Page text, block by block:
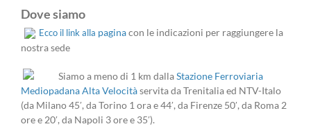
Dove siamo
Ecco il link alla paginacon le indicazioni per raggiungere la
nostra sede
Siamo a meno di 1 km dallaStazione Ferroviaria
Mediopadana Alta Velocitàservita da Trenitalia ed NTV-Italo
(da Milano 45′, da Torino 1 ora e 44′, da Firenze 50′, da Roma 2
ore e 20′, da Napoli 3 ore e 35′).